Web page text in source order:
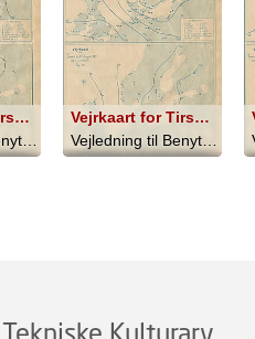
Vejrkaart for Tirsdag den 29' August1873 Kl 8 Morgen Fig. 7.; Vejrkaart for Tirsdag den 25' Juni 1873 Kl 8 Morgen Fig. 8.
Vejrkaart for Tirsdag den 26' Juni 1873 Kl 8 Morgen Fig. 9.; Vejrkaart for tirsdag den 28' august1873 kl 8 morgen fig. 10
Kulturarv